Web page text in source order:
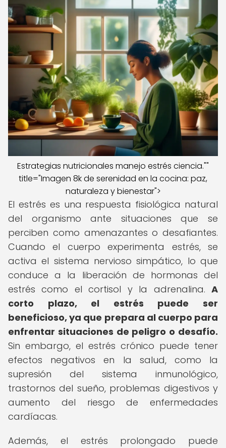
Estrategias nutricionales manejo estrés ciencia.""
title="Imagen 8k de serenidad en la cocina: paz,
naturaleza y bienestar">
El estrés es una respuesta fisiológica natural
del organismo ante situaciones que se
perciben como amenazantes o desafiantes.
Cuando el cuerpo experimenta estrés, se
activa el sistema nervioso simpático, lo que
conduce a la liberación de hormonas del
estrés como el cortisol y la adrenalina. A
corto plazo, el estrés puede ser
beneficioso, ya que prepara al cuerpo para
enfrentar situaciones de peligro o desafío.
Sin embargo, el estrés crónico puede tener
efectos negativos en la salud, como la
supresión del sistema inmunológico,
trastornos del sueño, problemas digestivos y
aumento del riesgo de enfermedades
cardíacas.
Además, el estrés prolongado puede